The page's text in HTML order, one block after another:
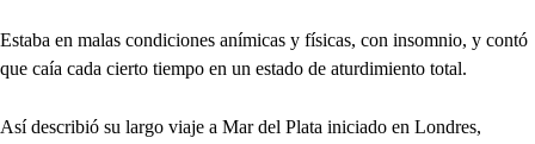
Estaba en malas condiciones anímicas y físicas, con insomnio, y contó
que caía cada cierto tiempo en un estado de aturdimiento total.
Así describió su largo viaje a Mar del Plata iniciado en Londres,